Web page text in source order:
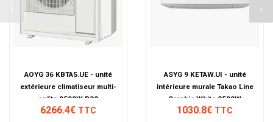
AOYG 36 KBTA5.UE - unité
extérieure climatiseur multi-
splits 9500W R32
6266.4€ TTC
ASYG 9 KETAW.UI - unité
intérieure murale Takao Line
Graphic White 2500W
1030.8€ TTC